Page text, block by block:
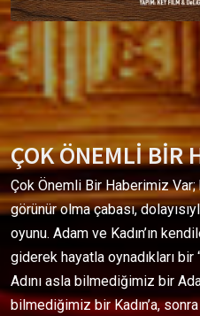
ÇOK ÖNEMLİ BİR
Çok Önemli Bir Haberimiz Var;
görünür olma çabası,
oyunu. Adam ve Kadın’ın
giderek hayatla oynadıkları bir
Adını asla bilmediğimiz bir
bilmediğimiz bir Kadın’a,